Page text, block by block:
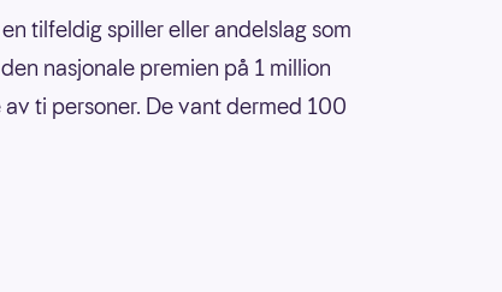
tilfeldig spiller eller andelslag som
nasjonale premien på 1 million
ti personer. De vant dermed 100